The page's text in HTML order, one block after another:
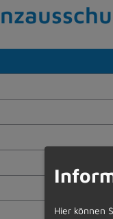
Hier können